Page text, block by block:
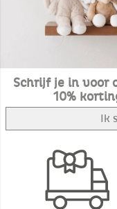
Schrijf je in voor
10%
Ik